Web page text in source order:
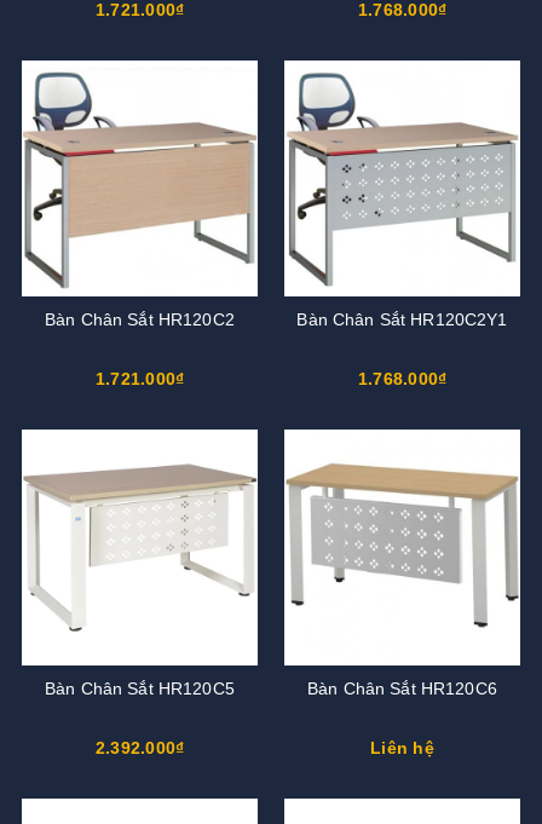
1.721.000₫ 1.768.000₫
Bàn Chân Sắt HR120C2
1.721.000₫
Bàn Chân Sắt HR120C2Y1
1.768.000₫
Bàn Chân Sắt HR120C5
2.392.000₫
Bàn Chân Sắt HR120C6
Liên hệ